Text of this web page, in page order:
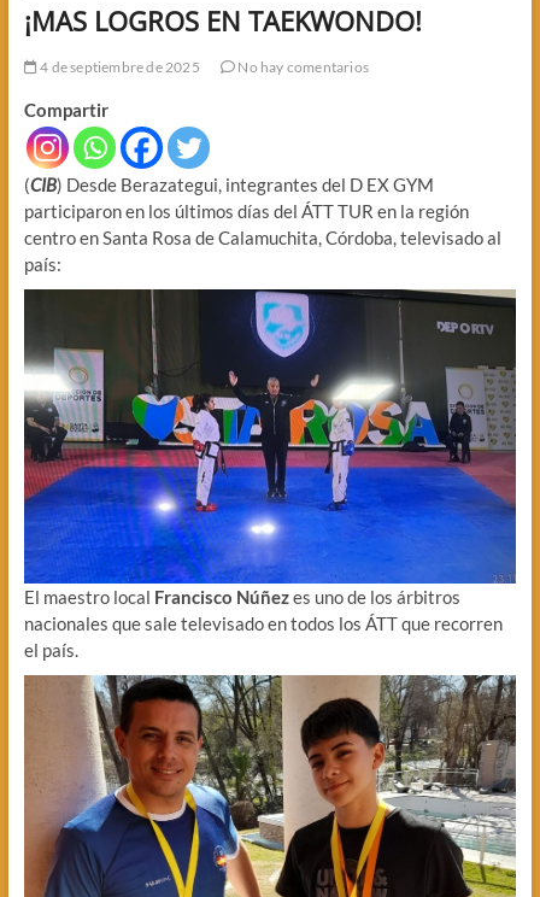
¡MAS LOGROS EN TAEKWONDO!
4 de septiembre de 2025 No hay comentarios
Compartir
(CIB) Desde Berazategui, integrantes del D EX GYM
participaron en los últimos días del ÁTT TUR en la región
centro en Santa Rosa de Calamuchita, Córdoba, televisado al
país:
El maestro local Francisco Núñezes uno de los árbitros
nacionales que sale televisado en todos los ÁTT que recorren
el país.